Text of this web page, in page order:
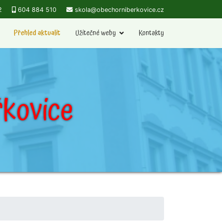
604 884 510 skola@obechorniberkovice.cz
Přehled aktualit Užitečné weby Kontakty